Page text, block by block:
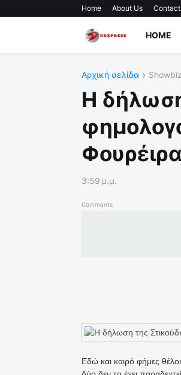
Home About Us
HOME
Αρχική σελίδα
Η
Φουρέιρα
3:59 μ.μ.
Comments
Εδώ και καιρό φήμες